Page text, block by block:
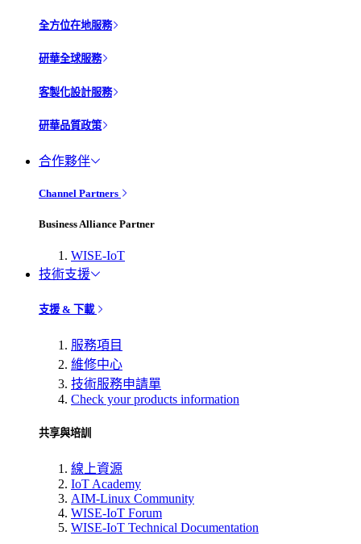
全方位在地服務
研華全球服務
客製化設計服務
研華品質政策
合作夥伴
Channel Partners
Business Alliance Partner
WISE-IoT
技術支援
支援 & 下載
服務項目
維修中心
技術服務申請單
Check your products information
共享與培訓
線上資源
IoT Academy
AIM-Linux Community
WISE-IoT Forum
WISE-IoT Technical Documentation